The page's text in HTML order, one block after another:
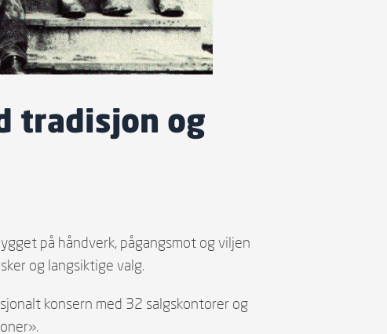
tradisjon og
på håndverk, pågangsmot og viljen
og langsiktige valg.
konsern med 32 salgskontorer og